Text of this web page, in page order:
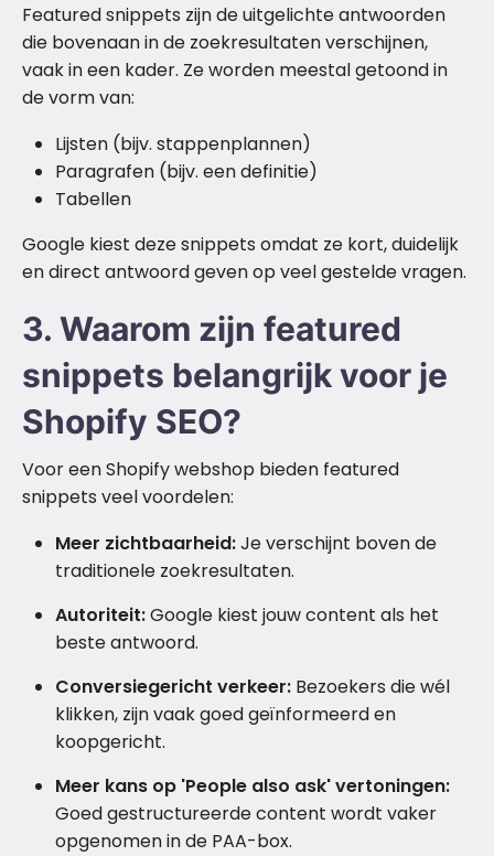
Featured snippets zijn de uitgelichte antwoorden
die bovenaan in de zoekresultaten verschijnen,
vaak in een kader. Ze worden meestal getoond in
de vorm van:
Lijsten (bijv. stappenplannen)
Paragrafen (bijv. een definitie)
Tabellen
Google kiest deze snippets omdat ze kort, duidelijk
en direct antwoord geven op veel gestelde vragen.
3. Waarom zijn featured
snippets belangrijk voor je
Shopify SEO?
Voor een Shopify webshop bieden featured
snippets veel voordelen:
Meer zichtbaarheid:Je verschijnt boven de
traditionele zoekresultaten.
Autoriteit:Google kiest jouw content als het
beste antwoord.
Conversiegericht verkeer: Bezoekers die wél
klikken, zijn vaak goed geïnformeerd en
koopgericht.
Meer kans op 'People also ask' vertoningen:
Goed gestructureerde content wordt vaker
opgenomen in de PAA-box.